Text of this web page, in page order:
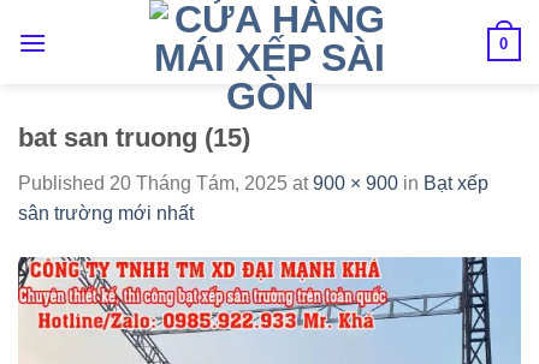
0
bat san truong (15)
Published 20 Tháng Tám, 2025 at900 × 900 in Bạt xếp
sân trường mới nhất